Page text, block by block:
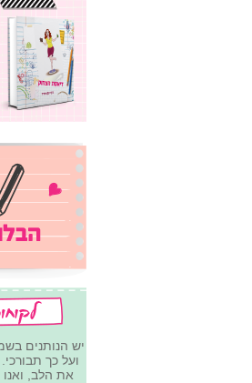
יש הנותנים
ועל כך
את הלב,